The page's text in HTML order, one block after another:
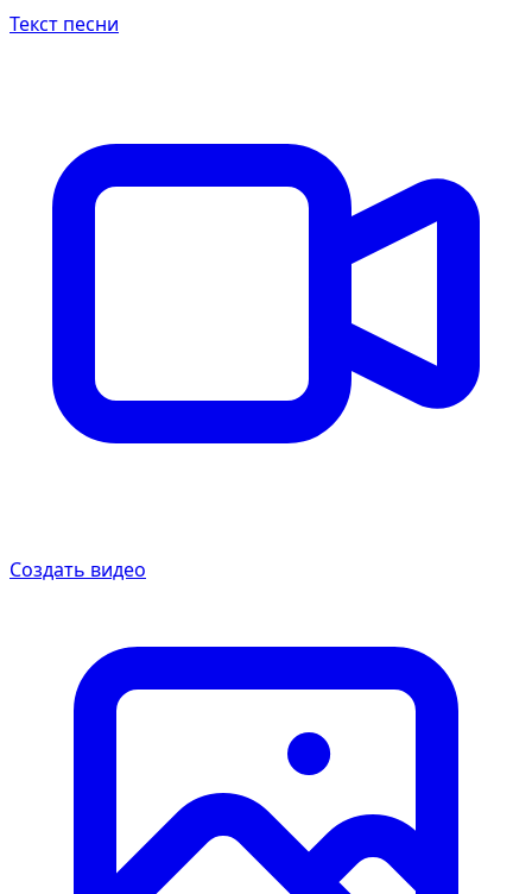
Текст песни
Создать видео